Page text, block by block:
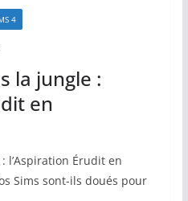
4
la jungle :
en
l’Aspiration Érudit en
Sims sont-ils doués pour